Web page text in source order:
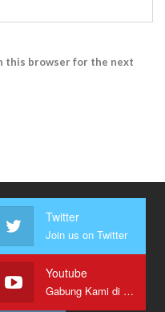
this browser for the next
Twitter
Join us on Twitter
Youtube
Gabung Kami di Youtube